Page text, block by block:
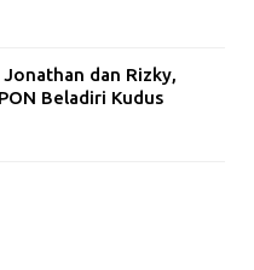
dan Rizky,
Beladiri Kudus